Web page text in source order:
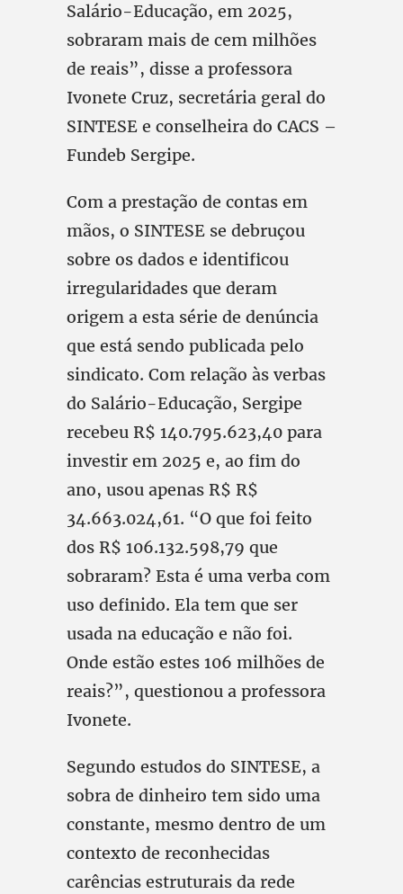
Salário-Educação, em 2025,
sobraram mais de cem milhões
de reais”, disse a professora
Ivonete Cruz, secretária geral do
SINTESE e conselheira do CACS –
Fundeb Sergipe.
Com a prestação de contas em
mãos, o SINTESE se debruçou
sobre os dados e identificou
irregularidades que deram
origem a esta série de denúncia
que está sendo publicada pelo
sindicato. Com relação às verbas
do Salário-Educação, Sergipe
recebeu R$ 140.795.623,40 para
investir em 2025 e, ao fim do
ano, usou apenas R$ R$
34.663.024,61. “O que foi feito
dos R$ 106.132.598,79 que
sobraram? Esta é uma verba com
uso definido. Ela tem que ser
usada na educação e não foi.
Onde estão estes 106 milhões de
reais?”, questionou a professora
Ivonete.
Segundo estudos do SINTESE, a
sobra de dinheiro tem sido uma
constante, mesmo dentro de um
contexto de reconhecidas
carências estruturais da rede